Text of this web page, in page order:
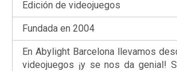
Edición de videojuegos
Fundada en 2004
En Abylight Barcelona llevamos
videojuegos ¡y se nos da genial!